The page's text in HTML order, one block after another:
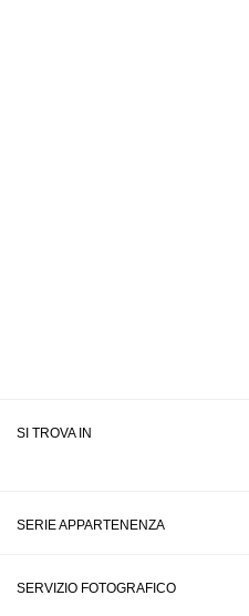
SI TROVA IN
SERIE APPARTENENZA
SERVIZIO FOTOGRAFICO